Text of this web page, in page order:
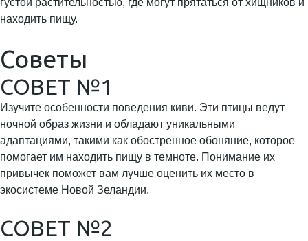
густой растительностью, где могут прятаться от хищников и
находить пищу.
Советы
СОВЕТ №1
Изучите особенности поведения киви. Эти птицы ведут
ночной образ жизни и обладают уникальными
адаптациями, такими как обостренное обоняние, которое
помогает им находить пищу в темноте. Понимание их
привычек поможет вам лучше оценить их место в
экосистеме Новой Зеландии.
СОВЕТ №2